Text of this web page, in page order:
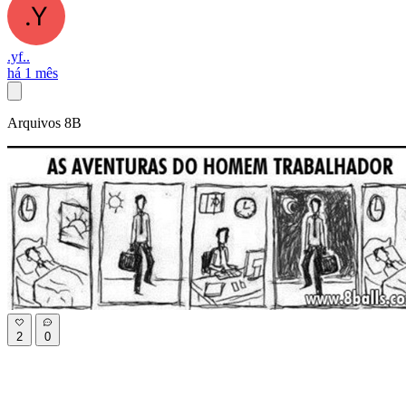
.yf..
há 1 mês
Arquivos 8B
2 0